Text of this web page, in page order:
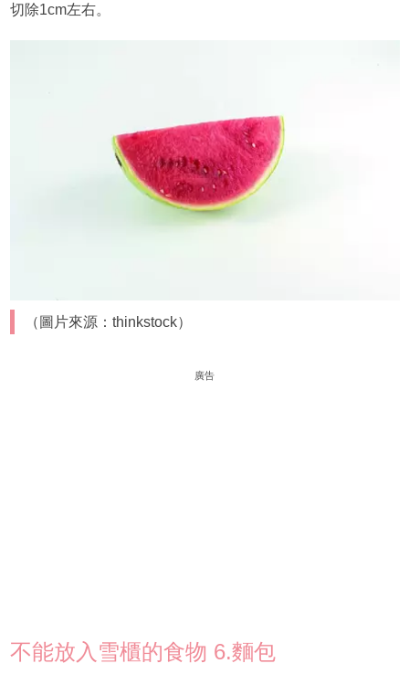
切除1cm左右。
（圖片來源：thinkstock）
廣告
不能放入雪櫃的食物 6.麵包